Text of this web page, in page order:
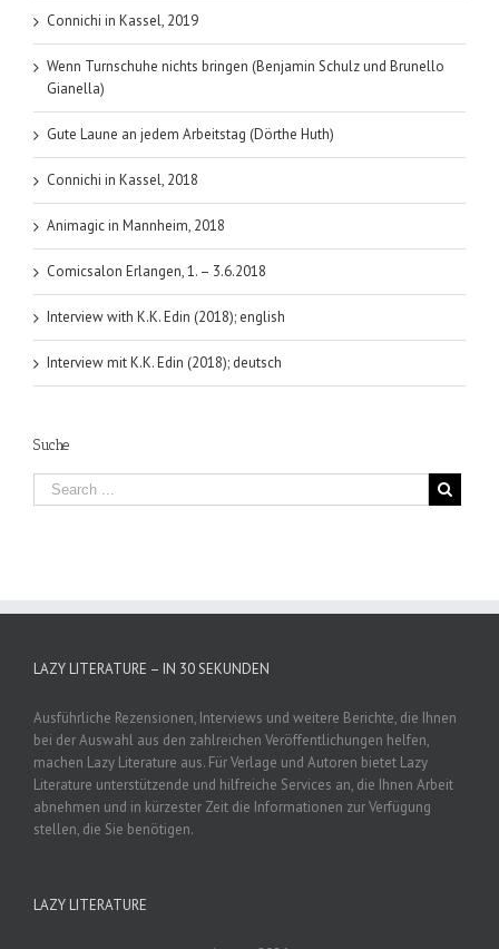
Connichi in Kassel, 2019
Wenn Turnschuhe nichts bringen (Benjamin Schulz und Brunello
Gianella)
Gute Laune an jedem Arbeitstag (Dörthe Huth)
Connichi in Kassel, 2018
Animagic in Mannheim, 2018
Comicsalon Erlangen, 1. – 3.6.2018
Interview with K.K. Edin (2018); english
Interview mit K.K. Edin (2018); deutsch
Suche
LAZY LITERATURE – IN 30 SEKUNDEN
Ausführliche Rezensionen, Interviews und weitere Berichte, die Ihnen
bei der Auswahl aus den zahlreichen Veröffentlichungen helfen,
machen Lazy Literature aus. Für Verlage und Autoren bietet Lazy
Literature unterstützende und hilfreiche Services an, die Ihnen Arbeit
abnehmen und in kürzester Zeit die Informationen zur Verfügung
stellen, die Sie benötigen.
LAZY LITERATURE